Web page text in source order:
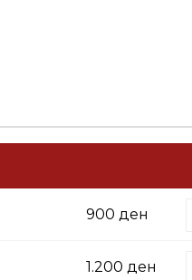
900 ден
1.200 ден